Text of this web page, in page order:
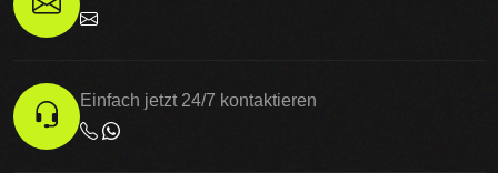
Einfach jetzt 24/7 kontaktieren